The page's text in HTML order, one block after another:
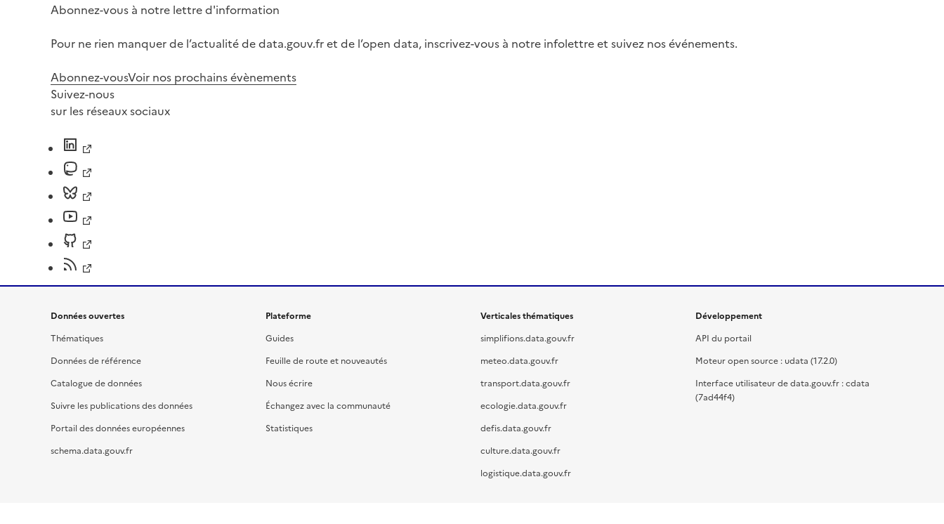
Abonnez-vous à notre lettre d'information
Pour ne rien manquer de l’actualité de data.gouv.fr et de l’open data, inscrivez-vous à notre infolettre et suivez nos événements.
Abonnez-vousVoir nos prochains évènements
Suivez-nous
sur les réseaux sociaux
Données ouvertes
Thématiques
Données de référence
Catalogue de données
Suivre les publications des données
Portail des données européennes
schema.data.gouv.fr
Plateforme
Guides
Feuille de route et nouveautés
Nous écrire
Échangez avec la communauté
Statistiques
Verticales thématiques
simplifions.data.gouv.fr
meteo.data.gouv.fr
transport.data.gouv.fr
ecologie.data.gouv.fr
defis.data.gouv.fr
culture.data.gouv.fr
logistique.data.gouv.fr
Développement
API du portail
Moteur open source : udata (17.2.0)
Interface utilisateur de data.gouv.fr : cdata
(7ad44f4)